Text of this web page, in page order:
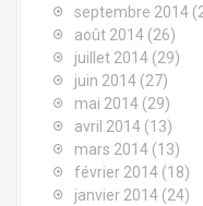
septembre 2014
août 2014 (26)
juillet 2014 (29)
juin 2014 (27)
mai 2014 (29)
avril 2014 (13)
mars 2014 (13)
février 2014 (18)
janvier 2014 (24)